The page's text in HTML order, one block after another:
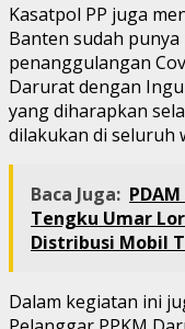
Kasatpol PP juga
Banten sudah
penanggulangan
Darurat dengan
yang diharapkan
dilakukan di seluruh
Baca Juga:
Tengku Umar
Distribusi Mobil
Dalam kegiatan ini